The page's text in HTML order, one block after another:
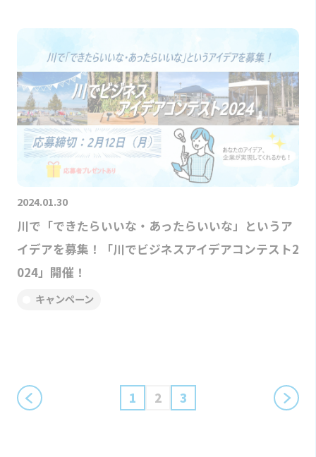
2024.01.30
川で「できたらいいな・あったらいいな」というア
イデアを募集！「川でビジネスアイデアコンテスト2
024」開催！
キャンペーン
1 2 3